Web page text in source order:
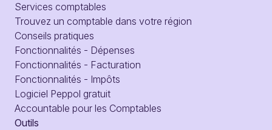
Services comptables
Trouvez un comptable dans votre région
Conseils pratiques
Fonctionnalités - Dépenses
Fonctionnalités - Facturation
Fonctionnalités - Impôts
Logiciel Peppol gratuit
Accountable pour les Comptables
Outils